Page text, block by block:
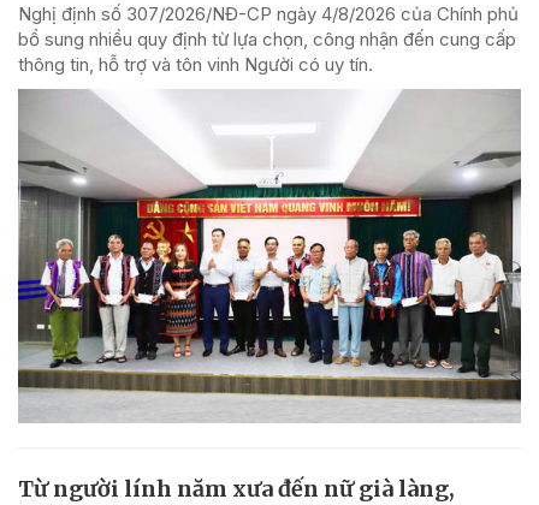
Nghị định số 307/2026/NĐ-CP ngày 4/8/2026 của Chính phủ
bổ sung nhiều quy định từ lựa chọn, công nhận đến cung cấp
thông tin, hỗ trợ và tôn vinh Người có uy tín.
Từ người lính năm xưa đến nữ già làng,